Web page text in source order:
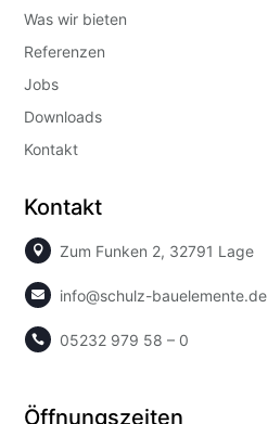
Was wir bieten
Referenzen
Jobs
Downloads
Kontakt
Kontakt
 Zum Funken 2, 32791 Lage
 info@schulz-bauelemente.de
 05232 979 58 – 0
Öffnungszeiten